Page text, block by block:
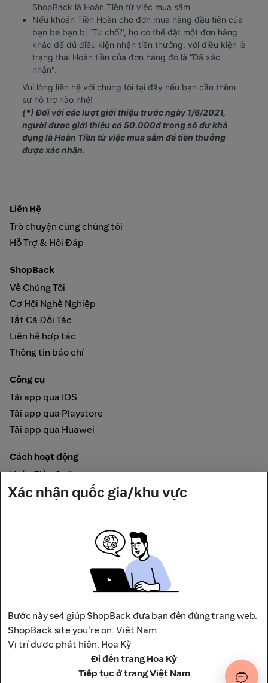
ShopBack là Hoàn Tiền từ việc mua sắm
Nếu khoản Tiền Hoàn cho đơn mua hàng đầu tiên của
bạn bè bạn bị “Từ chối", họ có thể đặt một đơn hàng
khác để đủ điều kiện nhận tiền thưởng, với điều kiện là
trạng thái Hoàn tiền của đơn hàng đó là “Đã xác
nhận".
Vui lòng liên hệ với chúng tôi tại đây nếu bạn cần thêm
sự hỗ trợ nào nhé!
(*) Đối với các lượt giới thiệu trước ngày 1/6/2021,
người được giới thiệu có 50.000đ trong số dư khả
dụng là Hoàn Tiền từ việc mua sắm để tiền thưởng
được xác nhận.
Liên Hệ
Trò chuyện cùng chúng tôi
Hỗ Trợ & Hỏi Đáp
ShopBack
Về Chúng Tôi
Cơ Hội Nghề Nghiệp
Tất Cả Đối Tác
Liên hệ hợp tác
Thông tin báo chí
Công cụ
Tải app qua IOS
Tải app qua Playstore
Tải app qua Huawei
Cách hoạt động
Hoàn Tiền Online
Được đảm bảo bởi
Địa chỉ: Tầng 12, Tháp A, Trụ Sở Điều Hành Và Trung Tâm
Thương Mại Viettel,
số 285 Cách Mạng Tháng 8, Phường Hòa Hưng, Thành phố
Hồ Chí Minh, Việt Nam
Chính Sách Bảo Mật
Xác nhận quốc gia/khu vực
Bước này se4 giúp ShopBack đưa bạn đến đúng trang web.
ShopBack site you're on: Việt Nam
Vị trí được phát hiện: Hoa Kỳ
Đi đến trang Hoa Kỳ
Tiếp tục ở trang Việt Nam